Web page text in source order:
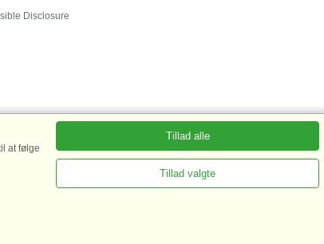
Disclosure
at følge
Tillad alle
Tillad valgte